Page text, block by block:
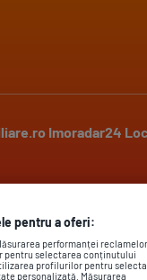
Imoradar24
Social media
pentru a oferi:
performanței reclamelor.
pentru selectarea conținutului
profilurilor pentru
personalizată. Măsurarea